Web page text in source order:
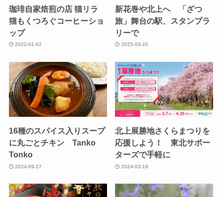
珈琲自家焙煎の店 猫リラ
猫もくつろぐコーヒーショ
ップ
2022-01-02
新花巻や北上へ 「ざつ
旅」舞台の駅、スタンプラ
リーで
2025-03-20
16種のスパイス入りスープ
に丸ごとチキン Tanko
Tonko
2024-09-27
北上展勝地さくらまつりを
応援しよう！ 東北サポー
ターズで手軽に
2024-03-19